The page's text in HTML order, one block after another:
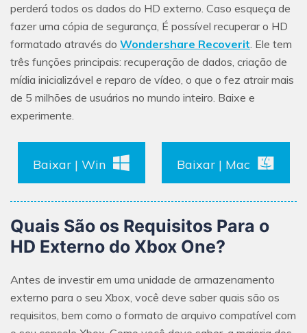
perderá todos os dados do HD externo. Caso esqueça de
fazer uma cópia de segurança, É possível recuperar o HD
formatado através do Wondershare Recoverit. Ele tem
três funções principais: recuperação de dados, criação de
mídia inicializável e reparo de vídeo, o que o fez atrair mais
de 5 milhões de usuários no mundo inteiro. Baixe e
experimente.
Baixar | Win Baixar | Mac
Quais São os Requisitos Para o
HD Externo do Xbox One?
Antes de investir em uma unidade de armazenamento
externo para o seu Xbox, você deve saber quais são os
requisitos, bem como o formato de arquivo compatível com